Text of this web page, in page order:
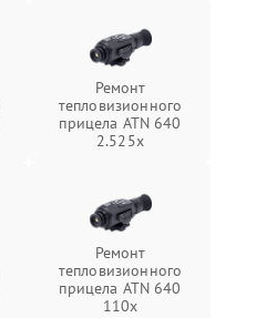
Ремонт
тепловизионного
прицела ATN 640
2.525x
Ремонт
тепловизионного
прицела ATN 640
110x